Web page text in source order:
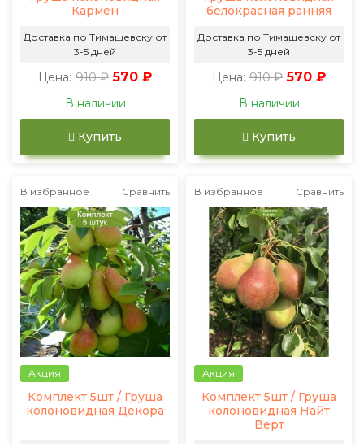
Кармен
Доставка по Тимашевску от
3-5 дней
Цена: 910 ₽ 570 ₽
В наличии
Купить
белокрасная ранняя
Доставка по Тимашевску от
3-5 дней
Цена: 910 ₽ 570 ₽
В наличии
Купить
В избранное Сравнить
Акция
Комплект 5шт / Груша
колоновидная Декора
В избранное Сравнить
Акция
Комплект 5шт / Груша
колоновидная Найт
Верт